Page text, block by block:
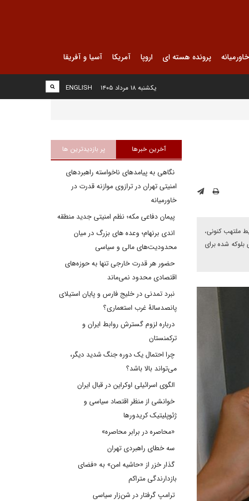
خاورمیانه پرونده هسته ای اروپا آمریکا آسیا و آفریقا
ENGLISH یکشنبه ۱۸ مرداد ۱۴۰۵
ملتهب کنونی،
بلوکه شده برای
آخرین خبرها پر بازدیدترین ها
نگاهی به پیامدهای ناخواسته راهبردهای
امنیتی تهران در ترازوی موازنه قدرت در
خاورمیانه
پیمان دفاعی مکه؛ نظم امنیتی جدید منطقه
اندی برنهام؛ وعده های بزرگ در میان
محدودیت‌های مالی و سیاسی
حضور هر قدرت خارجی تنها به حوزه‌های
اقتصادی محدود نمی‌ماند
نبرد تمدنی در خلیج فارس و پایان استیلای
پانصدسالۀ غرب استعماری؟
درباره لزوم گسترش روابط ایران و
ترکمنستان
چرا احتمال یک دوره جنگ شدید دیگر،
می‌تواند بالا باشد؟
الگوی اسرائیلی اوکراین در قبال ایران
خوانشی از منظر اقتصاد سیاسی و
ژئوپلیتیک کریدورها
«محاصره در برابر محاصره»
سه خطای راهبردی تهران
گذار خزر از «حاشیه امن» به «فضای
بازدارندگی متراکم
ترامپ گرفتار در شن‌زار سیاسی